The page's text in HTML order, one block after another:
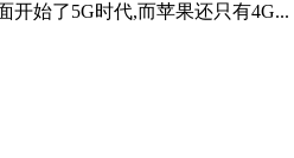
始了5G时代,而苹果还只有4G...